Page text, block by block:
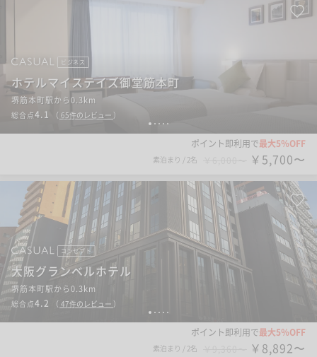
1 2 3 4 5
ビジネス
ホテルマイステイズ御堂筋本町
堺筋本町駅から0.3km
総合点4.1 （ 65件のレビュー ）
ポイント即利用で最大5％OFF
素泊まり / 2名 ￥5,700〜
1 2 3 4 5
コンセプト
大阪グランベルホテル
堺筋本町駅から0.3km
総合点4.2 （ 47件のレビュー ）
ポイント即利用で最大5％OFF
素泊まり / 2名 ￥8,892〜